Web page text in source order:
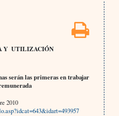
Y UTILIZACIÓN
serán las primeras en trabajar
2010